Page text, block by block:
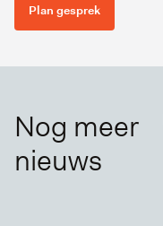
Plan gesprek
Nog meer
nieuws